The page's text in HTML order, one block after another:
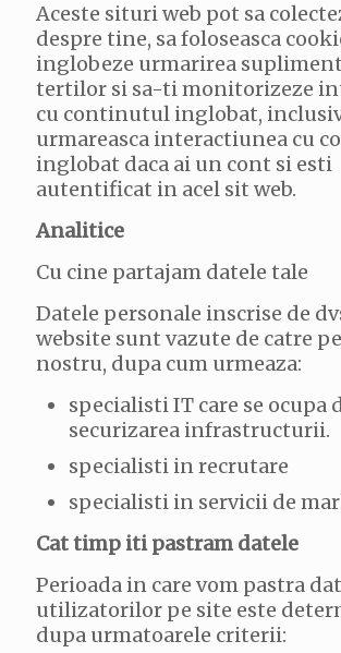
Aceste situri web pot sa
despre tine, sa foloseasca
inglobeze urmarirea
tertilor si sa-ti monitorizeze
cu continutul inglobat,
urmareasca interactiunea cu
inglobat daca ai un cont si esti
autentificat in acel sit web.
Analitice
Cu cine partajam datele tale
Datele personale inscrise de
website sunt vazute de catre
nostru, dupa cum urmeaza:
specialisti IT care se ocupa
securizarea infrastructurii.
specialisti in recrutare
specialisti in servicii de
Cat timp iti pastram datele
Perioada in care vom pastra
utilizatorilor pe site este
dupa urmatoarele criterii: